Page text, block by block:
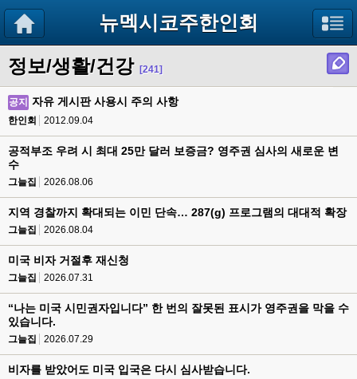
뉴멕시코주한인회
정보/생활/건강 [241]
공지 자유 게시판 사용시 주의 사항
한인회 2012.09.04
공적부조 우려 시 최대 25만 달러 보증금? 영주권 심사의 새로운 변
수
그늘집 2026.08.06
지역 경찰까지 확대되는 이민 단속… 287(g) 프로그램의 대대적 확장
그늘집 2026.08.04
미국 비자 거절후 재신청
그늘집 2026.07.31
“나는 미국 시민권자입니다” 한 번의 잘못된 표시가 영주권을 막을 수
있습니다.
그늘집 2026.07.29
비자를 받았어도 미국 입국은 다시 심사받습니다.